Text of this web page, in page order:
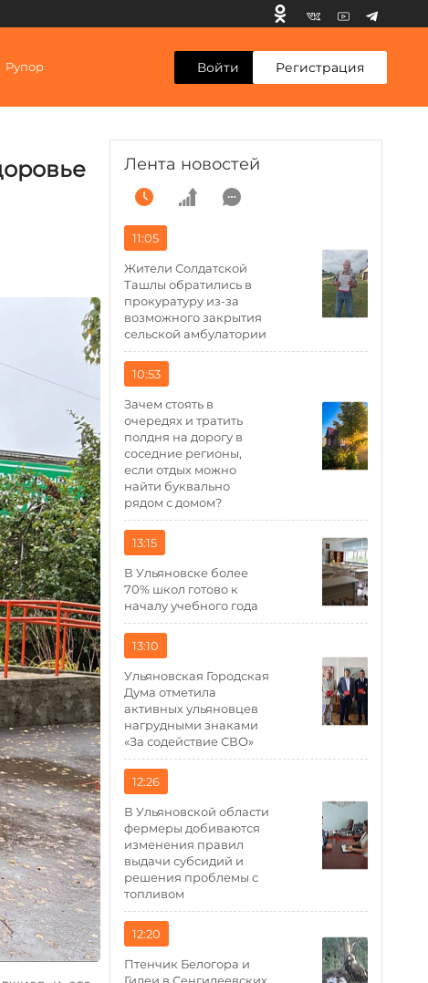
Рупор Войти Регистрация
Лента новостей
11:05
Жители Солдатской
Ташлы обратились в
прокуратуру из-за
возможного закрытия
сельской амбулатории
10:53
Зачем стоять в
очередях и тратить
полдня на дорогу в
соседние регионы,
если отдых можно
найти буквально
рядом с домом?
13:15
В Ульяновске более
70% школ готово к
началу учебного года
13:10
Ульяновская Городская
Дума отметила
активных ульяновцев
нагрудными знаками
«За содействие СВО»
12:26
В Ульяновской области
фермеры добиваются
изменения правил
выдачи субсидий и
решения проблемы с
топливом
12:20
Птенчик Белогора и